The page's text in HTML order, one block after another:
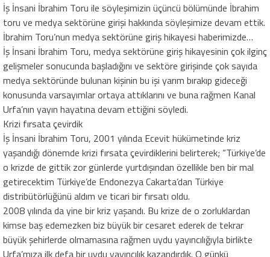
İş İnsani İbrahim Toru ile söyleşimizin üçüncü bölümünde İbrahim
toru ve medya sektörüne girişi hakkında söyleşimize devam ettik.
İbrahim Toru’nun medya sektörüne giriş hikayesi haberimizde…
İş İnsani İbrahim Toru, medya sektörüne giriş hikayesinin çok ilginç
gelişmeler sonucunda başladığını ve sektöre girişinde çok sayıda
medya sektöründe bulunan kişinin bu işi yarım bırakıp gideceği
konusunda varsayımlar ortaya attıklarını ve buna rağmen Kanal
Urfa’nın yayın hayatına devam ettiğini söyledi.
Krizi fırsata çevirdik
İş İnsani İbrahim Toru, 2001 yılında Ecevit hükümetinde kriz
yaşandığı dönemde krizi fırsata çevirdiklerini belirterek; “Türkiye’de
o krizde de gittik zor günlerde yurtdışından özellikle ben bir mal
getirecektim Türkiye’de Endonezya Cakarta’dan Türkiye
distribütörlüğünü aldım ve ticari bir fırsatı oldu.
2008 yılında da yine bir kriz yaşandı. Bu krize de o zorluklardan
kimse baş edemezken biz büyük bir cesaret ederek de tekrar
büyük şehirlerde olmamasına rağmen uydu yayıncılığıyla birlikte
Urfa’mıza ilk defa bir uydu yayıncılık kazandırdık. O günkü